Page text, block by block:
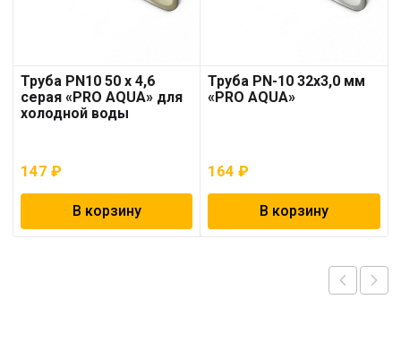
Труба PN10 50 x 4,6
серая «PRO AQUA» для
холодной воды
147 ₽
В корзину
Труба PN-10 32х3,0 мм
«PRO AQUA»
164₽
В корзину